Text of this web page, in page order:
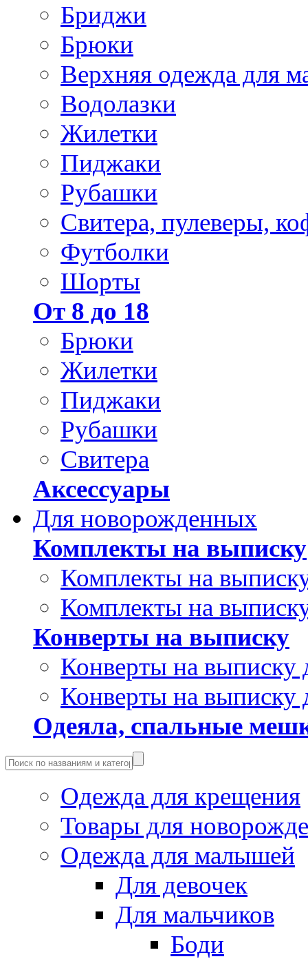
Бриджи
Брюки
Верхняя одежда для
Водолазки
Жилетки
Пиджаки
Рубашки
Свитера, пулеверы,
Футболки
Шорты
От 8 до 18
Брюки
Жилетки
Пиджаки
Рубашки
Свитера
Аксессуары
Для новорожденных
Комплекты на выписку
Комплекты на
Комплекты на
Конверты на выписку
Конверты на выписку
Конверты на выписку
Одеяла, спальные
Одежда для крещения
Товары для
Одежда для малышей
Для девочек
Для мальчиков
Боди